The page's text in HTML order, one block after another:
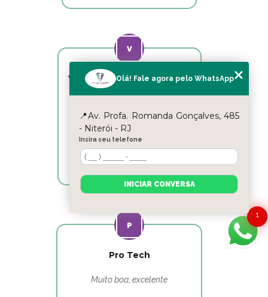
Victor Hugo Marins Mansur
Pro Tech
Muito boa, excelente
1
Olá! Fale agora pelo WhatsApp
📍Av. Profa. Romanda Gonçalves, 485
- Niterói - RJ
Insira seu telefone
INICIAR CONVERSA